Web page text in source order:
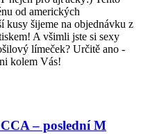
od amerických
kusy šijeme na objednávku z
A všimli jste si sexy
límeček? Určitě ano -
kolem Vás!
– poslední M